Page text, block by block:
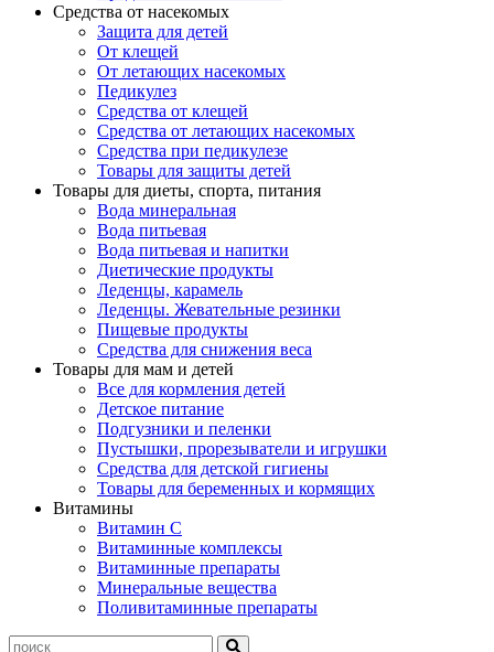
Средства от насекомых
Защита для детей
От клещей
От летающих насекомых
Педикулез
Средства от клещей
Средства от летающих насекомых
Средства при педикулезе
Товары для защиты детей
Товары для диеты, спорта, питания
Вода минеральная
Вода питьевая
Вода питьевая и напитки
Диетические продукты
Леденцы, карамель
Леденцы. Жевательные резинки
Пищевые продукты
Средства для снижения веса
Товары для мам и детей
Все для кормления детей
Детское питание
Подгузники и пеленки
Пустышки, прорезыватели и игрушки
Средства для детской гигиены
Товары для беременных и кормящих
Витамины
Витамин С
Витаминные комплексы
Витаминные препараты
Минеральные вещества
Поливитаминные препараты